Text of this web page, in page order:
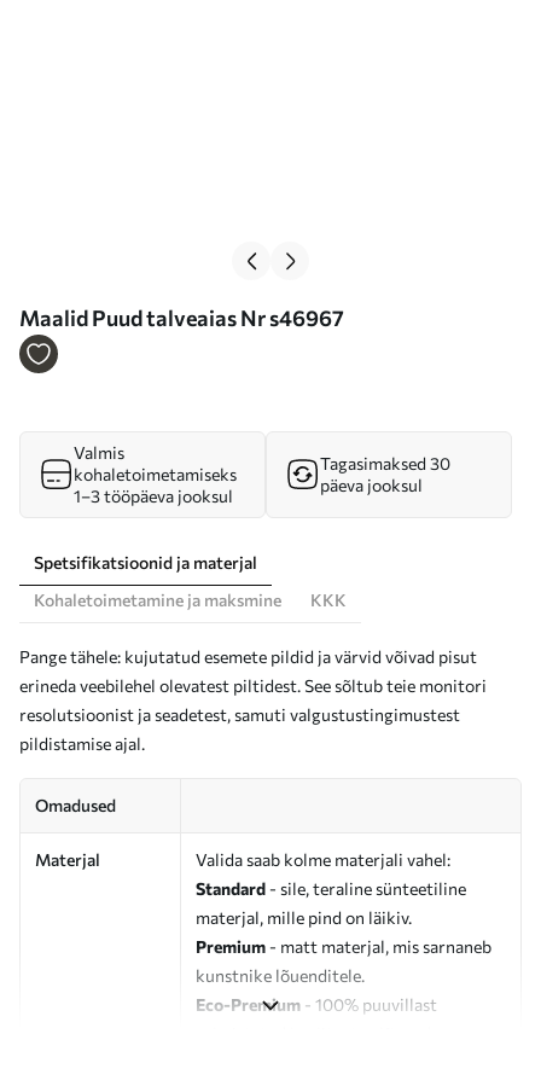
Maalid Puud talveaias Nr s46967
Valmis
kohaletoimetamiseks
1–3 tööpäeva jooksul
Tagasimaksed 30
päeva jooksul
Spetsifikatsioonid ja materjal
Kohaletoimetamine ja maksmine
KKK
Pange tähele: kujutatud esemete pildid ja värvid võivad pisut
erineda veebilehel olevatest piltidest. See sõltub teie monitori
resolutsioonist ja seadetest, samuti valgustustingimustest
pildistamise ajal.
Omadused
Materjal
Valida saab kolme materjali vahel:
Standard - sile, teraline sünteetiline
materjal, mille pind on läikiv.
Premium - matt materjal, mis sarnaneb
kunstnike lõuenditele.
Eco-Premium - 100% puuvillast